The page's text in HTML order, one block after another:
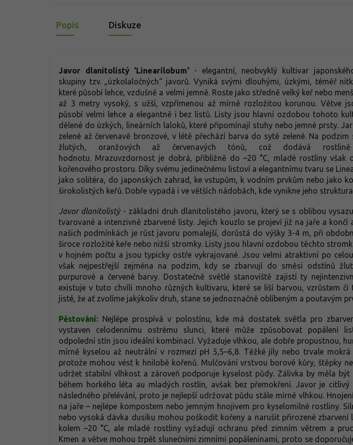
Popis Diskuze
Javor dlanitolistý 'Linearilobum' - elegantní, neobvyklý kultivar
skupiny tzv. „úzkolaločných“ javorů. Vyniká svými dlouhými, úzkými, téměř
které působí lehce, vzdušně a velmi jemně. Roste jako středně velký keř nebo
až 3 metry vysoký, s užší, vzpřímenou až mírně rozložitou korunou. Větve
působí velmi lehce a elegantně i bez listů. Listy jsou hlavní ozdobou tohoto
dělené do úzkých, lineárních laloků, které připomínají stuhy nebo jemné prsty.
zelené až červenavě bronzové, v létě přechází barva do sytě zelené. Na
žlutých, oranžových až červenavých tónů, což dodává
hodnotu. Mrazuvzdornost je dobrá, přibližně do –20 °C, mladé rostliny však
kořenového prostoru. Díky svému jedinečnému listoví a elegantnímu tvaru se
jako solitéra, do japonských zahrad, ke vstupům, k vodním prvkům nebo jako
širokolistých keřů. Dobře vypadá i ve větších nádobách, kde vynikne jeho
Javor dlanitolistý - základní druh dlanitolistého javoru, který se s oblibou
tvarované a intenzivně zbarvené listy. Jejich kouzlo se projeví již na jaře a končí
našich podmínkách je růst javoru pomalejší, dorůstá do výšky 3-4 m, při
široce rozložité keře nebo nižší stromky. Listy jsou hlavní ozdobou těchto
v hojném počtu a jsou typicky ostře vykrajované. Jsou velmi atraktivní po
však nejpestřejší zejména na podzim, kdy se zbarvují do směsi odstínů
purpurové a červené barvy. Dostatečně světlé stanoviště zajistí ty
existuje v tuto chvíli mnoho různých kultivaru, které se liší barvou, vzrůstem či
jisté, že ať zvolíme jakýkoliv druh, stane se jednoznačně oblíbeným a poutavým
Pěstování: Nejlépe prospívá v polostínu, kde má dostatek světla pro
vystaven celodennímu ostrému slunci, které může způsobovat popálení
odpolední stín jsou ideální kombinací. Vyžaduje vlhkou, ale dobře propustnou,
mírně kyselou až neutrální v rozmezí pH 5,5–6,8. Těžké jíly nebo trvale
protože mohou vést k hnilobě kořenů. Mulčování vrstvou borové kůry, štěpky
udržet stabilní vlhkost a zároveň podporuje kyselost půdy. Zálivka by měla být
během horkého léta au mladých rostlin, avšak bez přemokření. Javor je
následného přelévání, proto je nejlepší udržovat půdu stále mírně vlhkou.
na jaře – nejlépe kompostem nebo jemným hnojivem pro kyselomilné rostliny.
nebo vysoká dávka dusíku mohou poškodit kořeny a narušit přirozené zbarvení
kolem –20 °C, ale mladé rostliny vyžadují ochranu před zimním větrem a
Kmen a větve mohou trpět slunečními zimními popáleninami, proto se